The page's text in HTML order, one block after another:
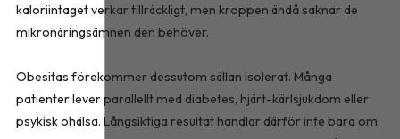
kaloriintaget verkar tillräckligt, men kroppen ändå saknar de
mikronäringsämnen den behöver.
Obesitas förekommer dessutom sällan isolerat. Många
patienter lever parallellt med diabetes, hjärt-kärlsjukdom eller
psykisk ohälsa. Långsiktiga resultat handlar därför inte bara om